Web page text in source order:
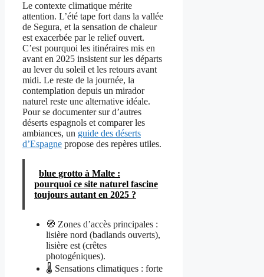
Le contexte climatique mérite
attention. L’été tape fort dans la vallée
de Segura, et la sensation de chaleur
est exacerbée par le relief ouvert.
C’est pourquoi les itinéraires mis en
avant en 2025 insistent sur les départs
au lever du soleil et les retours avant
midi. Le reste de la journée, la
contemplation depuis un mirador
naturel reste une alternative idéale.
Pour se documenter sur d’autres
déserts espagnols et comparer les
ambiances, un guide des déserts
d’Espagne propose des repères utiles.
blue grotto à Malte :
pourquoi ce site naturel fascine
toujours autant en 2025 ?
🧭 Zones d’accès principales :
lisière nord (badlands ouverts),
lisière est (crêtes
photogéniques).
🌡️ Sensations climatiques : forte